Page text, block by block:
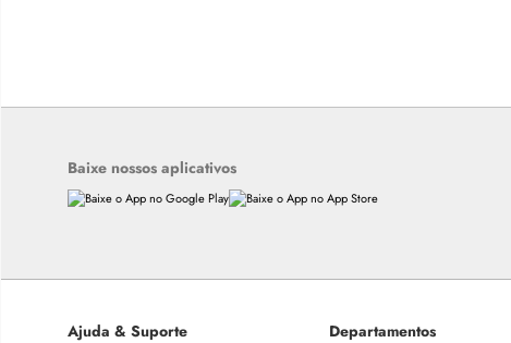
Baixe nossos aplicativos
Ajuda & Suporte
Departamentos